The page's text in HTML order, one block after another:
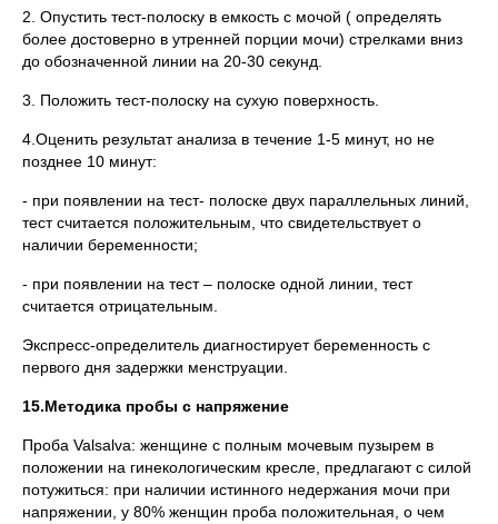
2. Опустить тест-полоску в емкость с мочой ( определять
более достоверно в утренней порции мочи) стрелками вниз
до обозначенной линии на 20-30 секунд.
3. Положить тест-полоску на сухую поверхность.
4.Оценить результат анализа в течение 1-5 минут, но не
позднее 10 минут:
- при появлении на тест- полоске двух параллельных линий,
тест считается положительным, что свидетельствует о
наличии беременности;
- при появлении на тест – полоске одной линии, тест
считается отрицательным.
Экспресс-определитель диагностирует беременность с
первого дня задержки менструации.
15.Методика пробы с напряжение
Проба Valsalva: женщине с полным мочевым пузырем в
положении на гинекологическим кресле, предлагают с силой
потужиться: при наличии истинного недержания мочи при
напряжении, у 80% женщин проба положительная, о чем